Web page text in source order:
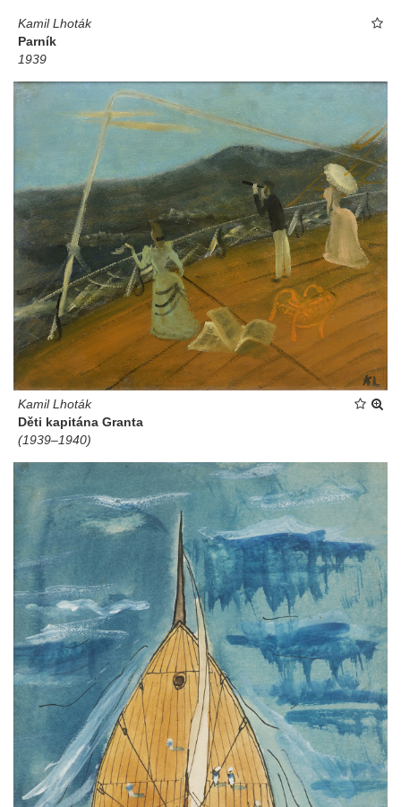
Kamil Lhoták
Parník
1939
Kamil Lhoták
Děti kapitána Granta
(1939–1940)